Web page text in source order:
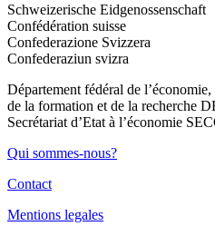
Schweizerische Eidgenossenschaft
Confédération suisse
Confederazione Svizzera
Confederaziun svizra
Département fédéral de l’économie,
de la formation et de la recherche
Secrétariat d’Etat à l’économie
Qui sommes-nous?
Contact
Mentions legales